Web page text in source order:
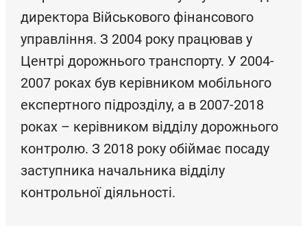
директора Військового фінансового
управління. З 2004 року працював у
Центрі дорожнього транспорту. У 2004-
2007 роках був керівником мобільного
експертного підрозділу, а в 2007-2018
роках – керівником відділу дорожнього
контролю. З 2018 року обіймає посаду
заступника начальника відділу
контрольної діяльності.